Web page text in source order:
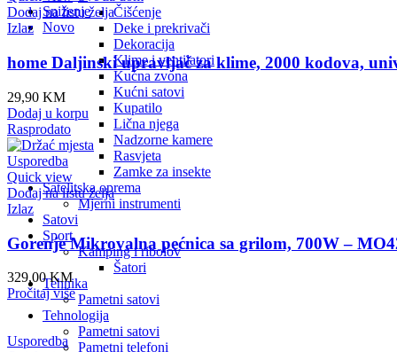
Čišćenje
Deke i prekrivači
Dekoracija
Klime i ventilatori
Kućna zvona
Kućni satovi
Kupatilo
Lična njega
Nadzorne kamere
Rasvjeta
Zamke za insekte
Satelitska oprema
Mjerni instrumenti
Satovi
Sport
Kamping i ribolov
Šatori
Tehnika
Pametni satovi
Tehnologija
Pametni satovi
Pametni telefoni
Sniženje
Novo
Dodaj na listu želja
Izlaz
home Daljinski upravljač za klime, 2000 kodova,
29,90 KM
Dodaj u korpu
Rasprodato
Usporedba
Quick view
Dodaj na listu želja
Izlaz
Gorenje Mikrovalna pećnica sa grilom, 700W –
329,00KM
Pročitaj više
Usporedba